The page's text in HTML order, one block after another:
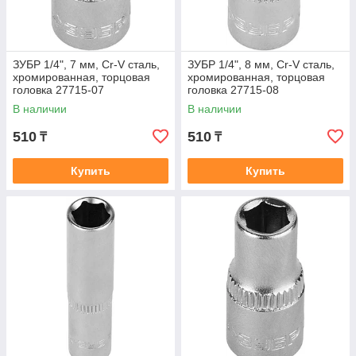
ЗУБР 1/4", 7 мм, Cr-V сталь,
хромированная, торцовая
головка 27715-07
В наличии
510 ₸
Купить
ЗУБР 1/4", 8 мм, Cr-V сталь,
хромированная, торцовая
головка 27715-08
В наличии
510 ₸
Купить